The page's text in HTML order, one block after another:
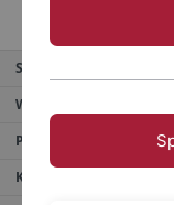
Service
Weitere Angebote
Portale
Kontaktinfo